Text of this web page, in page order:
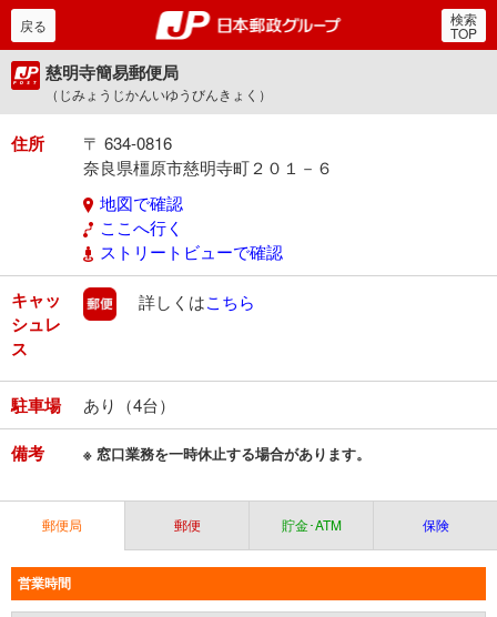
郵便局・日本郵政グルー
戻る 検索
TOP
慈明寺簡易郵便局
（じみょうじかんいゆうびんきょく）
住所
〒 634-0816
奈良県橿原市慈明寺町２０１－６
地図で確認
ここへ行く
ストリートビューで確認
キャッ
シュレ
ス
郵便
詳しくはこちら
駐車場 あり（4台）
備考 ※ 窓口業務を一時休止する場合があります。
郵便局 郵便 貯金･ATM 保険
営業時間